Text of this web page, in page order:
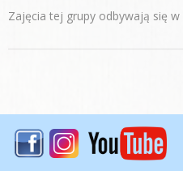
Zajęcia tej grupy odbywają się